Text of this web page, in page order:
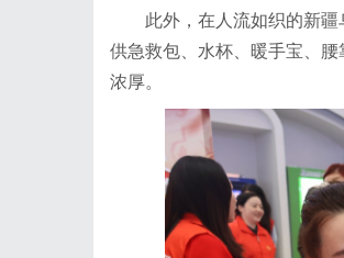
此外，在人流如织的新疆乌
供急救包、水杯、暖手宝、
浓厚。